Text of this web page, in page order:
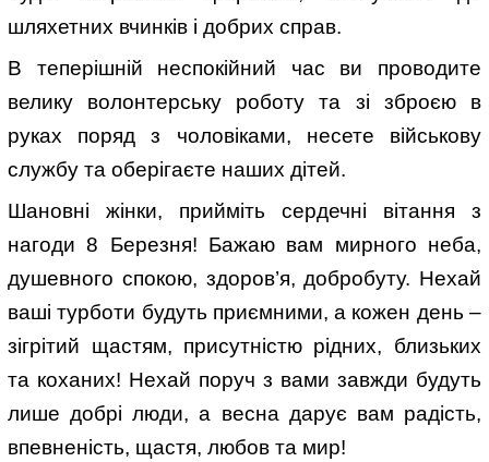
шляхетних вчинків і добрих справ.
В теперішній неспокійний час ви проводите
велику волонтерську роботу та зі зброєю в
руках поряд з чоловіками, несете військову
службу та оберігаєте наших дітей.
Шановні жінки, прийміть сердечні вітання з
нагоди 8 Березня! Бажаю вам мирного неба,
душевного спокою, здоров’я, добробуту. Нехай
ваші турботи будуть приємними, а кожен день –
зігрітий щастям, присутністю рідних, близьких
та коханих! Нехай поруч з вами завжди будуть
лише добрі люди, а весна дарує вам радість,
впевненість, щастя, любов та мир!